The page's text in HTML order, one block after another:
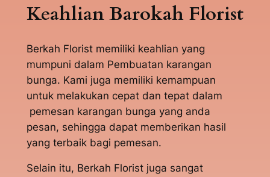
Keahlian Barokah Florist
Berkah Florist memiliki keahlian yang
mumpuni dalam Pembuatan karangan
bunga. Kami juga memiliki kemampuan
untuk melakukan cepat dan tepat dalam
pemesan karangan bunga yang anda
pesan, sehingga dapat memberikan hasil
yang terbaik bagi pemesan.
Selain itu, Berkah Florist juga sangat